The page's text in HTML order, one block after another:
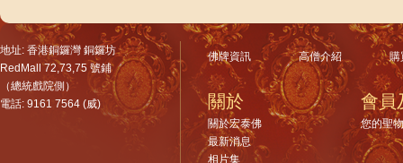
地址: 香港銅鑼灣 銅鑼坊
RedMall 72,73,75 號鋪
（總統戲院側）
電話: 9161 7564 (威)
佛牌資訊 高僧介紹 購
關於
關於宏泰佛
最新消息
相片集
會員
您的聖